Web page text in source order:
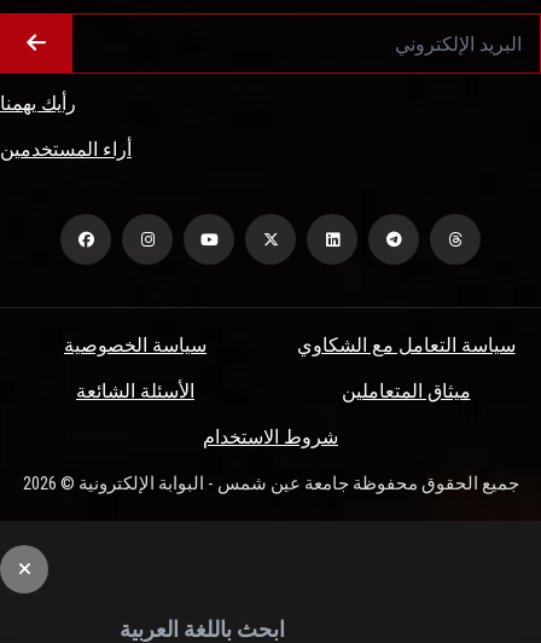
رأيك يهمنا
أراء المستخدمين
سياسة الخصوصية
سياسة التعامل مع الشكاوي
الأسئلة الشائعة
ميثاق المتعاملين
شروط الاستخدام
جميع الحقوق محفوظة جامعة عين شمس - البوابة الإلكترونية © 2026